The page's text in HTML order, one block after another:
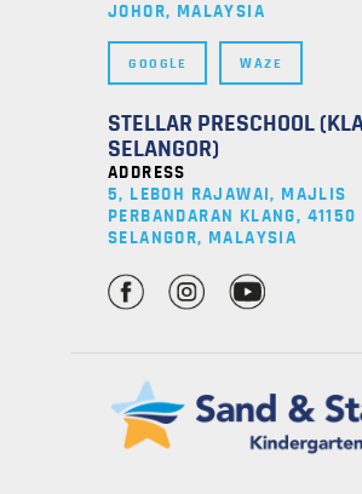
JOHOR, MALAYSIA
GOOGLE WAZE
STELLAR PRESCHOOL
SELANGOR)
ADDRESS
5, LEBOH RAJAWAI, MAJLIS
PERBANDARAN KLANG, 41150
SELANGOR, MALAYSIA